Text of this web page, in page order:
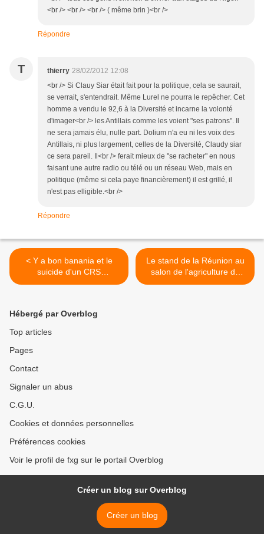
<br /> <br /> <br /> ( même brin )<br />
Répondre
T thierry 28/02/2012 12:08
<br /> Si Clauy Siar était fait pour la politique, cela se saurait,
se verrait, s'entendrait. Même Lurel ne pourra le repêcher. Cet
homme a vendu le 92,6 à la Diversité et incarne la volonté
d'imager<br /> les Antillais comme les voient "ses patrons". Il
ne sera jamais élu, nulle part. Dolium n'a eu ni les voix des
Antillais, ni plus largement, celles de la Diversité, Claudy siar
ce sera pareil. Il<br /> ferait mieux de "se racheter" en nous
faisant une autre radio ou télé ou un réseau Web, mais en
politique (même si cela paye financièrement) il est grillé, il
n'est pas elligible.<br />
Répondre
< Y a bon banania et le
suicide d'un CRS
guadeloupéen
Le stand de la Réunion au
salon de l'agriculture de
Paris attaqué par des
Hébergé par Overblog
Top articles
Pages
Contact
Signaler un abus
C.G.U.
Cookies et données personnelles
Préférences cookies
Voir le profil de fxg sur le portail Overblog
Créer un blog sur Overblog
Créer un blog